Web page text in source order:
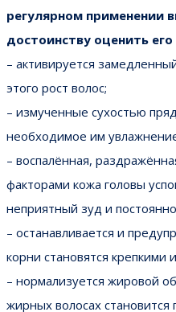
регулярном применении
достоинству оценить
– активируется
этого рост волос;
– измученные сухостью
необходимое им
– воспалённая,
факторами кожа головы
неприятный зуд и
– останавливается и
корни становятся крепкими
– нормализуется жировой
жирных волосах